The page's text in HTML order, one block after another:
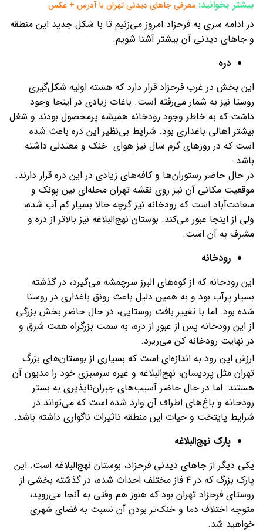
بیشتر بخوانید: معرفی جاهای دیدنی تهران با آدرس + عکس
در ادامه سری به فرحزاد امروز می‌زنیم تا با شکل جدید این منطقه
و جاهای دیدنی آن بیشتر آشنا شویم.
دره
این بخش در غرب فرحزاد قرار دارد که هسته اولیه شکل‌گیری
روستا نیز به ‌شمار می‌رفته است. باغات زیادی در اینجا وجود
داشت که به خاطر وجود رودخانه همیشه پرمحصول بودند و شغل
بیشتر اهالی باغداری بود. شرایط بی‌نظیر این دره باعث شده
است که در روزهای گرم سال نیز هوای خنک و معتدلی داشته
باشد.
در حال حاضر رستوران‌ها و کافه‌های زیادی در این دره قرار دارند.
موقعیت مکانی آن نیز روی نقشه تهران محله‌ای بین پونک و
سعادت‌آباد است که رودخانه نیز گرچه حالا بسیار کم آب شده،
ولی از اینجا عبور می‌کند. بوستان نهج‌البلاغه نیز بالاتر از دره و
مشرف به آن است.
رودخانه
این رودخانه که از کوه‌های البرز سرچمشه می‌گیرد، در گذشته
بسیار پرآب بود و به‌ همین دلیل باعث رونق باغداری در روستا
شده بود. اما با تغییر بافت روستایی، در حال حاضر بخش بزرگی
از این رودخانه پس از عبور از دره، به سمت بزرگراه همت شرق و
در نهایت رودخانه کن می‌ریزد.
ارزش این رود به ‌اندازه‌ای است که بسیاری از بوستان‌های بزرگ
تهران مثل پردیسان، نهج‌البلاغه و غیره سرسبزی خود را مدیون آن
هستند. اما در حال حاضر آسیب‌های جبران‌ناپذیری به بستر
رودخانه و باغ‌های اطراف آن وارد شده است که می‌تواند در
شرایط پایتخت و حیات این منطقه تاثیرات ناگواری داشته باشد.
پارک نهج‌البلاغه
یکی دیگر از جاهای دیدنی فرحزاد، بوستان نهج‌البلاغه است. این
پارک بزرگ که در ۴ فاز مختلف احداث شده، در گذشته بخشی از
روستای فرحزاد تهران بود که هنوز هم وقتی به آنجا می‌روید،
متوجه اختلاف دما و خنک‌تر بودن آن نسبت به فضای شهری
خواهید شد.